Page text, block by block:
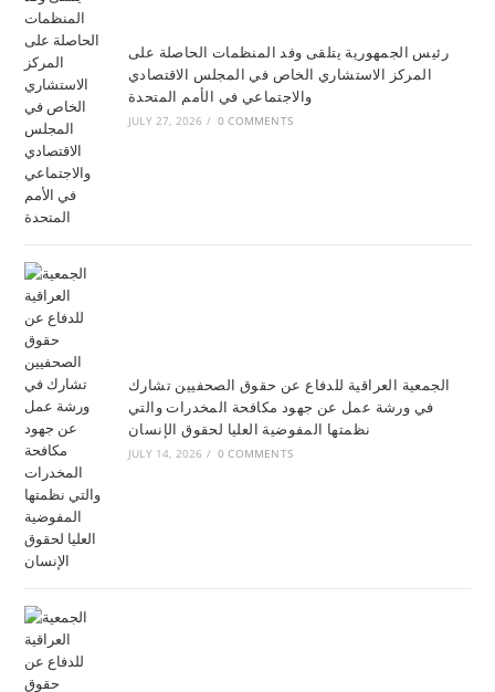
رئيس الجمهورية يتلقى وفد المنظمات الحاصلة على
المركز الاستشاري الخاص في المجلس الاقتصادي
والاجتماعي في الأمم المتحدة
JULY 27, 2026 / 0 COMMENTS
الجمعية العراقية للدفاع عن حقوق الصحفيين تشارك
في ورشة عمل عن جهود مكافحة المخدرات والتي
JULY 14, 2026 / 0 COMMENTS